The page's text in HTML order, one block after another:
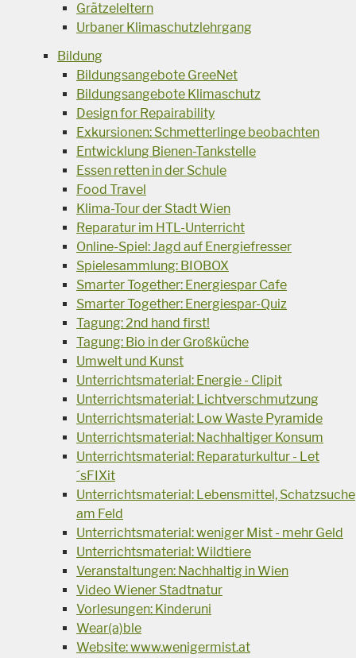
Grätzeleltern
Urbaner Klimaschutzlehrgang
Bildung
Bildungsangebote GreeNet
Bildungsangebote Klimaschutz
Design for Repairability
Exkursionen: Schmetterlinge beobachten
Entwicklung Bienen-Tankstelle
Essen retten in der Schule
Food Travel
Klima-Tour der Stadt Wien
Reparatur im HTL-Unterricht
Online-Spiel: Jagd auf Energiefresser
Spielesammlung: BIOBOX
Smarter Together: Energiespar Cafe
Smarter Together: Energiespar-Quiz
Tagung: 2nd hand first!
Tagung: Bio in der Großküche
Umwelt und Kunst
Unterrichtsmaterial: Energie - Clipit
Unterrichtsmaterial: Lichtverschmutzung
Unterrichtsmaterial: Low Waste Pyramide
Unterrichtsmaterial: Nachhaltiger Konsum
Unterrichtsmaterial: Reparaturkultur - Let
´sFIXit
Unterrichtsmaterial: Lebensmittel, Schatzsuche
am Feld
Unterrichtsmaterial: weniger Mist - mehr Geld
Unterrichtsmaterial: Wildtiere
Veranstaltungen: Nachhaltig in Wien
Video Wiener Stadtnatur
Vorlesungen: Kinderuni
Wear(a)ble
Website: www.wenigermist.at